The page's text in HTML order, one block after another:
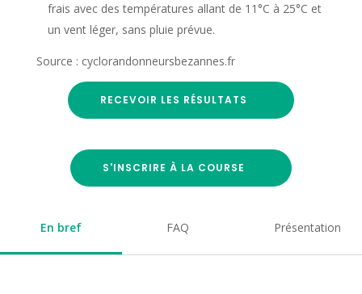
frais avec des températures allant de 11°C à 25°C et
un vent léger, sans pluie prévue.
Source : cyclorandonneursbezannes.fr
RECEVOIR LES RÉSULTATS
S'INSCRIRE À LA COURSE
En bref FAQ Présentation